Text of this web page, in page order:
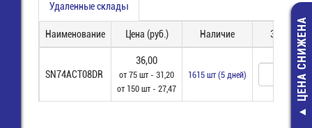
ЦЕНА СНИЖЕНА
Удаленные склады
Наименование Цена (руб.) Наличие Заказ
SN74ACT08DR
36,00
от 75 шт - 31,20
от 150 шт - 27,47
1615 шт (5 дней)